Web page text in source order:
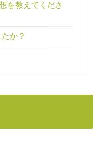
を教えてくださ
か？